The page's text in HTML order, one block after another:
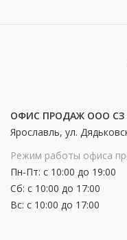
ОФИС ПРОДАЖ ООО
Ярославль, ул.
Режим работы офиса
Пн-Пт: с 10:00 до 19:00
Сб: с 10:00 до 17:00
Вс: с 10:00 до 17:00